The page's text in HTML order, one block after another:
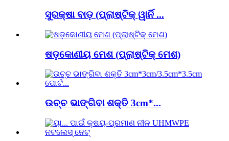
ସୁରକ୍ଷା ବାଡ଼ (ପ୍ଲାଷ୍ଟିକ୍ ୱାର୍ନି ...
ଷଡ଼କୋଣୀୟ ମେଶ (ପ୍ଲାଷ୍ଟିକ୍ ମେଶ)
ଉଚ୍ଚ ଭାଙ୍ଗିବା ଶକ୍ତି 3cm*...